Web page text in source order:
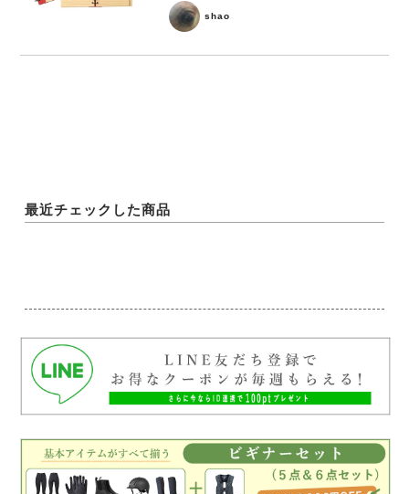
shao
最近チェックした商品